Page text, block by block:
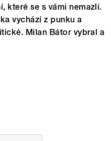
které se s vámi nemazlí.
vychází z punku a
Milan Bátor vybral a